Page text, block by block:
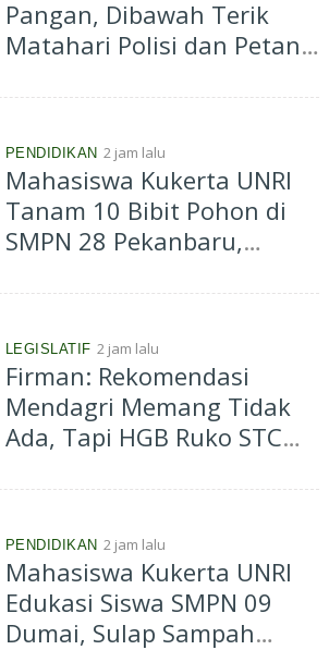
Pangan, Dibawah Terik
Matahari Polisi dan Petani
Abu Huroiroh
PENDIDIKAN 2 jam lalu
Mahasiswa Kukerta UNRI
Tanam 10 Bibit Pohon di
SMPN 28 Pekanbaru,
School
LEGISLATIF 2 jam lalu
Firman: Rekomendasi
Mendagri Memang Tidak
Ada, Tapi HGB Ruko STC
Diperpanjang!
PENDIDIKAN 2 jam lalu
Mahasiswa Kukerta UNRI
Edukasi Siswa SMPN 09
Dumai, Sulap Sampah